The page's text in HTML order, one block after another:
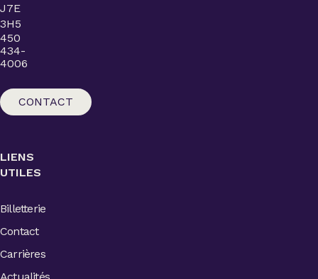
J7E
3H5
450
434-
4006
CONTACT
LIENS
UTILES
Billetterie
Contact
Carrières